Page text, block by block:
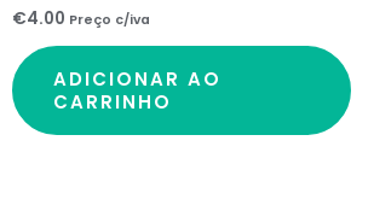
€4.00 Preço c/iva
ADICIONAR AO
CARRINHO